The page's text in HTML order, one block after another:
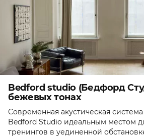
Bedford studio (Бедфорд
бежевых тонах
Современная акустическая
Bedford Studio идеальным местом
тренингов в уединенной